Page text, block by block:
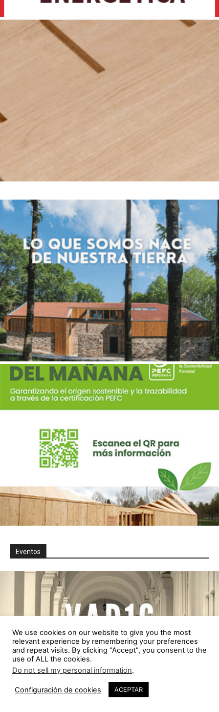
Eventos
We use cookies on our website to give you the most
relevant experience by remembering your preferences
and repeat visits. By clicking “Accept”, you consent to the
use of ALL the cookies.
Do not sell my personal information.
Configuración de cookies ACEPTAR